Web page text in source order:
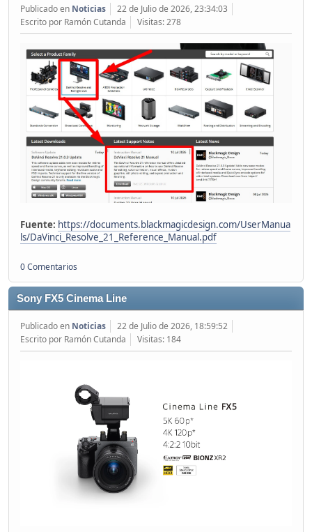
Publicado en Noticias
22 de Julio de 2026, 23:34:03
Escrito por Ramón Cutanda
Visitas: 278
Fuente: https://documents.blackmagicdesign.com/UserManua
ls/DaVinci_Resolve_21_Reference_Manual.pdf
0 Comentarios
Sony FX5 Cinema Line
Publicado en Noticias
22 de Julio de 2026, 18:59:52
Escrito por Ramón Cutanda
Visitas: 184